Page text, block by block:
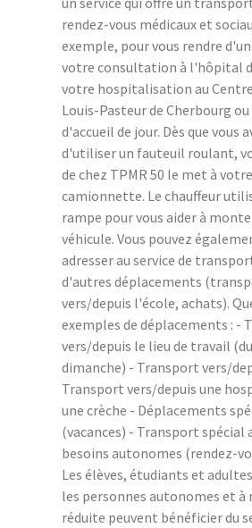
rendez-vous médicaux et
exemple, pour vous rendre d'un
votre consultation à l'hôpital
votre hospitalisation au
Louis-Pasteur de Cherbourg
d'accueil de jour. Dès que vous
d'utiliser un fauteuil roulant,
de chez TPMR 50 le met à
camionnette. Le chauffeur
rampe pour vous aider à
véhicule. Vous pouvez
adresser au service de
d'autres déplacements
vers/depuis l'école, achats).
exemples de déplacements : -
vers/depuis le lieu de travail
dimanche) - Transport vers/
Transport vers/depuis une
une crèche - Déplacements
(vacances) - Transport spécial
besoins autonomes (rendez-
Les élèves, étudiants et
les personnes autonomes et
réduite peuvent bénéficier du